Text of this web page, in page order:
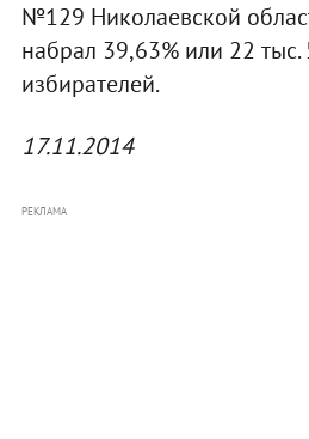
№129 Николаевской
набрал 39,63% или 22 тыс.
избирателей.
17.11.2014
РЕКЛАМА